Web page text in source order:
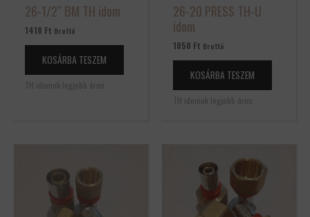
26-1/2″ BM TH idom
1418 Ft Bruttó
KOSÁRBA TESZEM
TH idomok legjobb áron
26-20 PRESS TH-U
idom
1050 Ft Bruttó
KOSÁRBA TESZEM
TH idomok legjobb áron